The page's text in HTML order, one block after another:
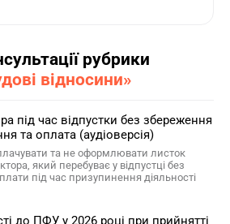
рубрики
відносини»
під час відпустки без збереження
та оплата (аудіоверсія)
та не оформлювати листок
який перебуває у відпустці без
під час призупинення діяльності
до ПФУ у 2026 році при прийнятті